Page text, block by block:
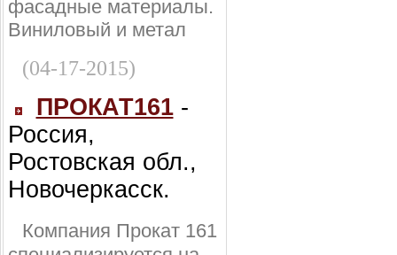
фасадные материалы.
Виниловый и метал
(04-17-2015)
ПРОКАТ161-
Россия,
Ростовская обл.,
Новочеркасск.
Компания Прокат 161